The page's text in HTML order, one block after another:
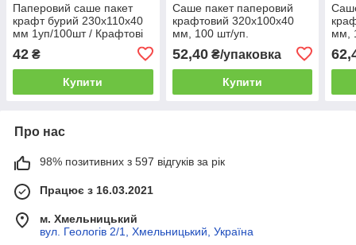
Паперовий саше пакет
крафт бурий 230х110х40
мм 1уп/100шт / Крафтові
саше пакети для харчових
продуктів
42 ₴
Купити
Саше пакет паперовий
крафтовий 320х100х40
мм, 100 шт/уп.
52,40₴/упаковка
Купити
мм,
Про нас
98% позитивних з 597 відгуків за рік
Працює з 16.03.2021
м. Хмельницький
вул. Геологів 2/1, Хмельницький, Україна